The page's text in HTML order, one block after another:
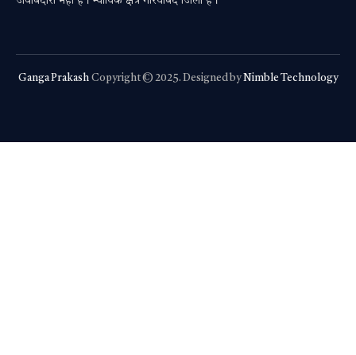
Ganga Prakash Copyright © 2025. Designed by Nimble Technology